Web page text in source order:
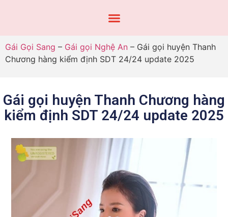
Gái Gọi Sang – Gái gọi Nghệ An – Gái gọi huyện Thanh
Chương hàng kiểm định SDT 24/24 update 2025
Gái gọi huyện Thanh Chương hàng
kiểm định SDT 24/24 update 2025